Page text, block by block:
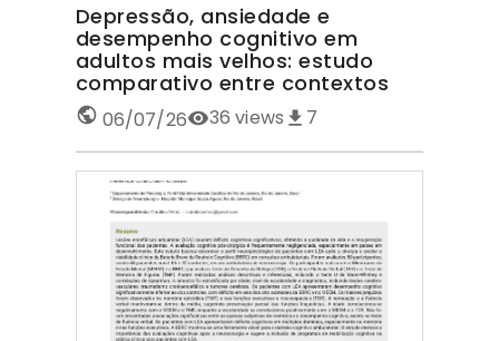
Depressão, ansiedade e
desempenho cognitivo em
adultos mais velhos: estudo
comparativo entre contextos
06/07/26 36 views 7